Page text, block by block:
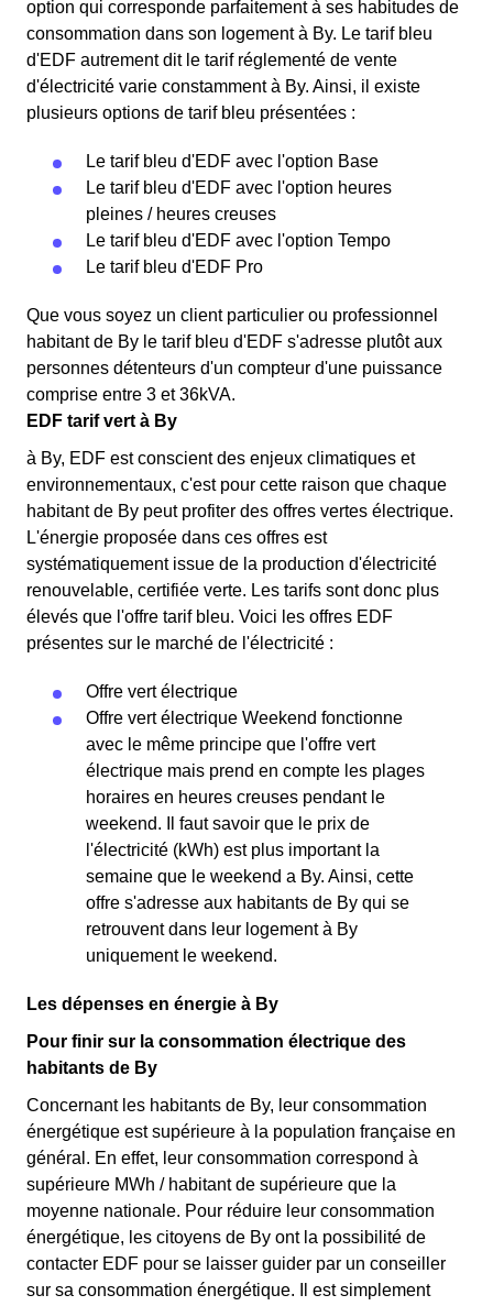
option qui corresponde parfaitement à ses habitudes de
consommation dans son logement à By. Le tarif bleu
d'EDF autrement dit le tarif réglementé de vente
d'électricité varie constamment à By. Ainsi, il existe
plusieurs options de tarif bleu présentées :
Le tarif bleu d'EDF avec l'option Base
Le tarif bleu d'EDF avec l'option heures
pleines / heures creuses
Le tarif bleu d'EDF avec l'option Tempo
Le tarif bleu d'EDF Pro
Que vous soyez un client particulier ou professionnel
habitant de By le tarif bleu d'EDF s'adresse plutôt aux
personnes détenteurs d'un compteur d'une puissance
comprise entre 3 et 36kVA.
EDF tarif vert à By
à By, EDF est conscient des enjeux climatiques et
environnementaux, c'est pour cette raison que chaque
habitant de By peut profiter des offres vertes électrique.
L'énergie proposée dans ces offres est
systématiquement issue de la production d'électricité
renouvelable, certifiée verte. Les tarifs sont donc plus
élevés que l'offre tarif bleu. Voici les offres EDF
présentes sur le marché de l'électricité :
Offre vert électrique
Offre vert électrique Weekend fonctionne
avec le même principe que l'offre vert
électrique mais prend en compte les plages
horaires en heures creuses pendant le
weekend. Il faut savoir que le prix de
l'électricité (kWh) est plus important la
semaine que le weekend a By. Ainsi, cette
offre s'adresse aux habitants de By qui se
retrouvent dans leur logement à By
uniquement le weekend.
Les dépenses en énergie à By
Pour finir sur la consommation électrique des
habitants de By
Concernant les habitants de By, leur consommation
énergétique est supérieure à la population française en
général. En effet, leur consommation correspond à
supérieure MWh / habitant de supérieure que la
moyenne nationale. Pour réduire leur consommation
énergétique, les citoyens de By ont la possibilité de
contacter EDF pour se laisser guider par un conseiller
sur sa consommation énergétique. Il est simplement